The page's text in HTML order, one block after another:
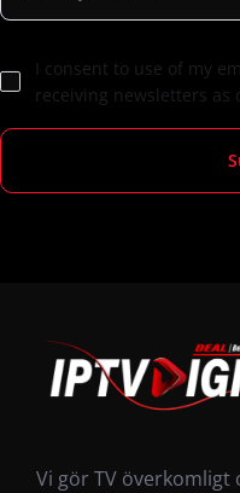
I consent to use of my
receiving newsletters as
Vi gör TV